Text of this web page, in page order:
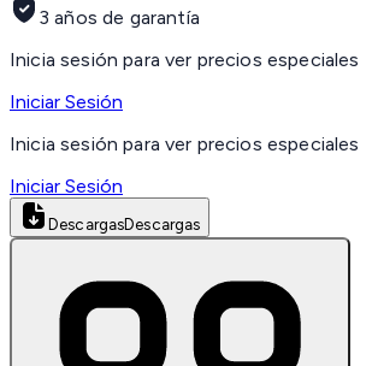
3 años de garantía
Inicia sesión para ver precios especiales
Iniciar Sesión
Inicia sesión para ver precios especiales
Iniciar Sesión
DescargasDescargas